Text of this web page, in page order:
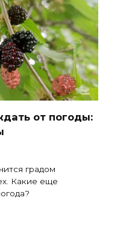
от погоды:
градом
Какие еще